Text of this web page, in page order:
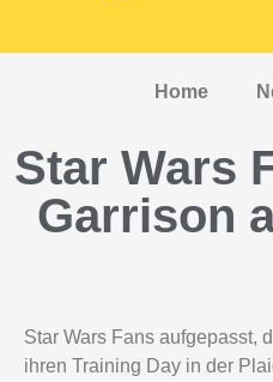
Home
Star Wars
Garrison
Star Wars Fans aufgepasst,
ihren Training Day in der